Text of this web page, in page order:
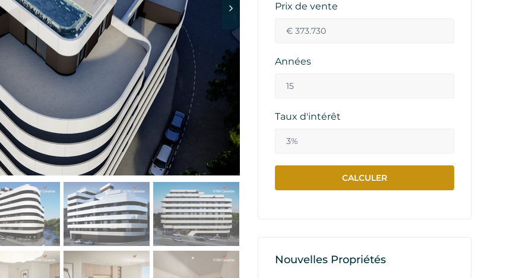
Prix de vente
Années
Taux d'intérêt
Nouvelles Propriétés